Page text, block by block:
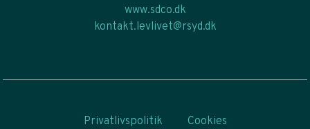
www.sdco.dk
kontakt.levlivet@rsyd.dk
Privatlivspolitik Cookies